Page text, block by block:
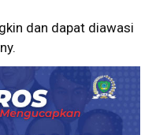
dan dapat diawasi